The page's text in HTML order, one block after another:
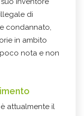
di
condannato,
in ambito
nota e non
attualmente il